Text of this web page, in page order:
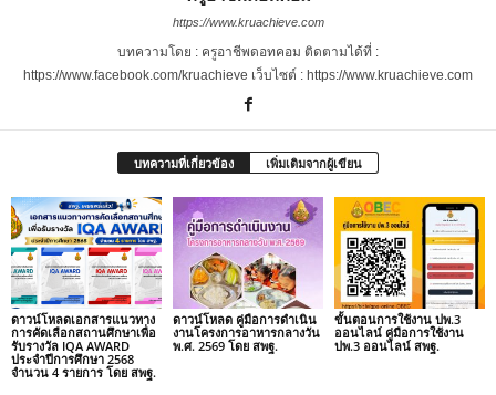
https://www.kruachieve.com
บทความโดย : ครูอาชีพดอทคอม ติดตามได้ที่ :
https://www.facebook.com/kruachieve เว็บไซต์ : https://www.kruachieve.com
บทความที่เกี่ยวข้อง เพิ่มเติมจากผู้เขียน
ดาวน์โหลดเอกสารแนวทาง
การคัดเลือกสถานศึกษาเพื่อ
รับรางวัล IQA AWARD
ประจำปีการศึกษา 2568
จำนวน 4 รายการ โดย สพฐ.
ดาวน์โหลด คู่มือการดำเนิน
งานโครงการอาหารกลางวัน
พ.ศ. 2569 โดย สพฐ.
ขั้นตอนการใช้งาน ปพ.3
ออนไลน์ คู่มือการใช้งาน
ปพ.3 ออนไลน์ สพฐ.